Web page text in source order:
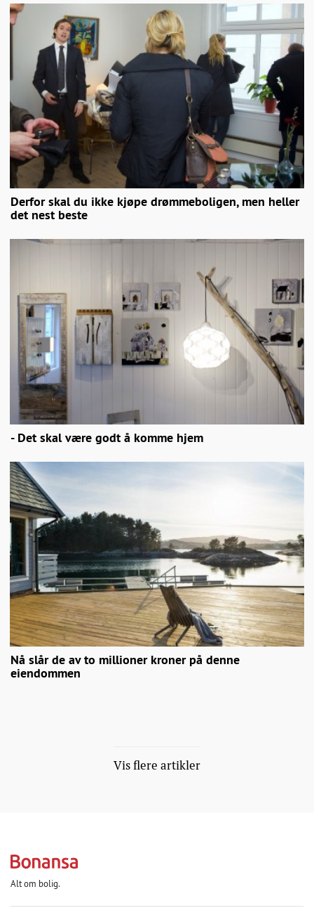
Derfor skal du ikke kjøpe drømmeboligen, men heller
det nest beste
- Det skal være godt å komme hjem
Nå slår de av to millioner kroner på denne
eiendommen
Vis flere artikler
Alt om bolig.